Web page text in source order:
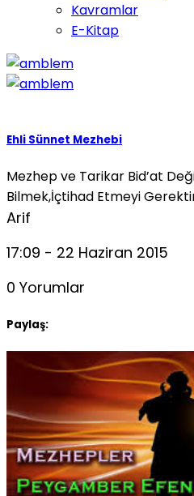
Kavramlar
E-Kitap
Ehli Sünnet Mezhebi
Mezhep ve Tarikar Bid’at
Bilmek,İçtihad Etmeyi
Arif
17:09 - 22 Haziran 2015
0 Yorumlar
Paylaş: